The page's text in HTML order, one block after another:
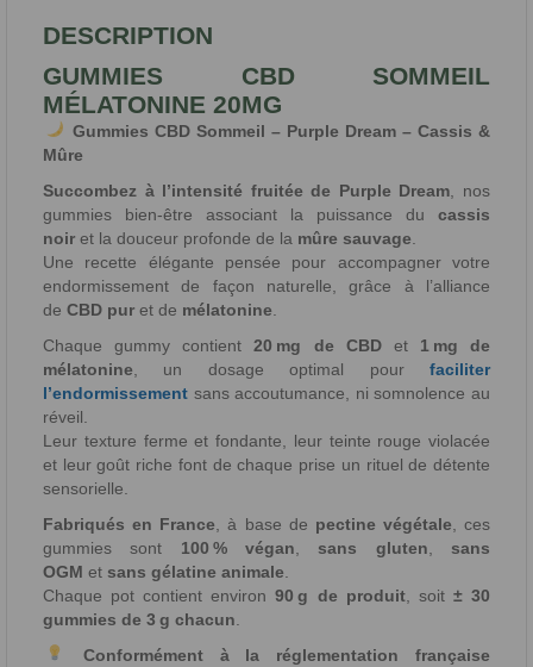
DESCRIPTION
GUMMIES CBD SOMMEIL
MÉLATONINE 20MG
Gummies CBD Sommeil – Purple Dream – Cassis &
Mûre
Succombez à l’intensité fruitée de Purple Dream , nos
gummies bien-être associant la puissance du cassis
noir et la douceur profonde de la mûre sauvage
Une recette élégante pensée pour accompagner votre
endormissement de façon naturelle, grâce à l’alliance
de CBD pur et de mélatonine
Chaque gummy contient20 mg de CBDet 1 mg de
mélatonine , un dosage optimal pour faciliter
l’endormissement sans accoutumance, ni somnolence au
réveil.
Leur texture ferme et fondante, leur teinte rouge violacée
et leur goût riche font de chaque prise un rituel de détente
sensorielle.
Fabriqués en France , à base de pectine végétale , ces
gummies sont 100 % végan sans gluten
sans
OGM et sans gélatine animale
Chaque pot contient environ90 g de produit, soit ± 30
gummies de 3 g chacun
Conformément à la réglementation française